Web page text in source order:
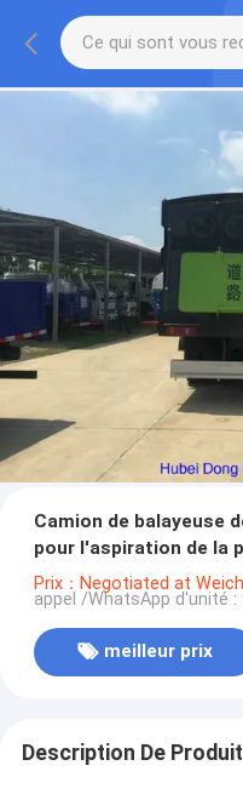
Camion de balayeuse
pour l'aspiration de la
balayeuse
Prix：Negotiated at
appel /WhatsApp d'unité :
meilleur prix
Description De Produit